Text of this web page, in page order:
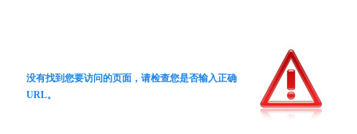
没有找到您要访问的页面，请检查您是否输入正确
URL。